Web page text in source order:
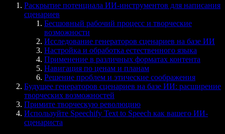
Раскрытие потенциала ИИ-инструментов для написания
сценариев
Бесшовный рабочий процесс и творческие
возможности
Исследование генераторов сценариев на базе ИИ
Настройка и обработка естественного языка
Применение в различных форматах контента
Навигация по ценам и планам
Решение проблем и этические соображения
Будущее генераторов сценариев на базе ИИ: расширение
творческих возможностей
Примите творческую революцию
Используйте Speechify Text to Speech как вашего ИИ-
сценариста